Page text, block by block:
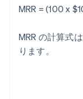
MRR = (100 x
MRR の計算式
ります。